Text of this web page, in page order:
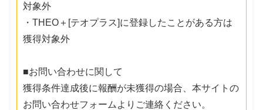
対象外
・THEO＋[テオプラス]に登録したことがある方は
獲得対象外
■お問い合わせに関して
獲得条件達成後に報酬が未獲得の場合、本サイトの
お問い合わせフォームよりご連絡ください。